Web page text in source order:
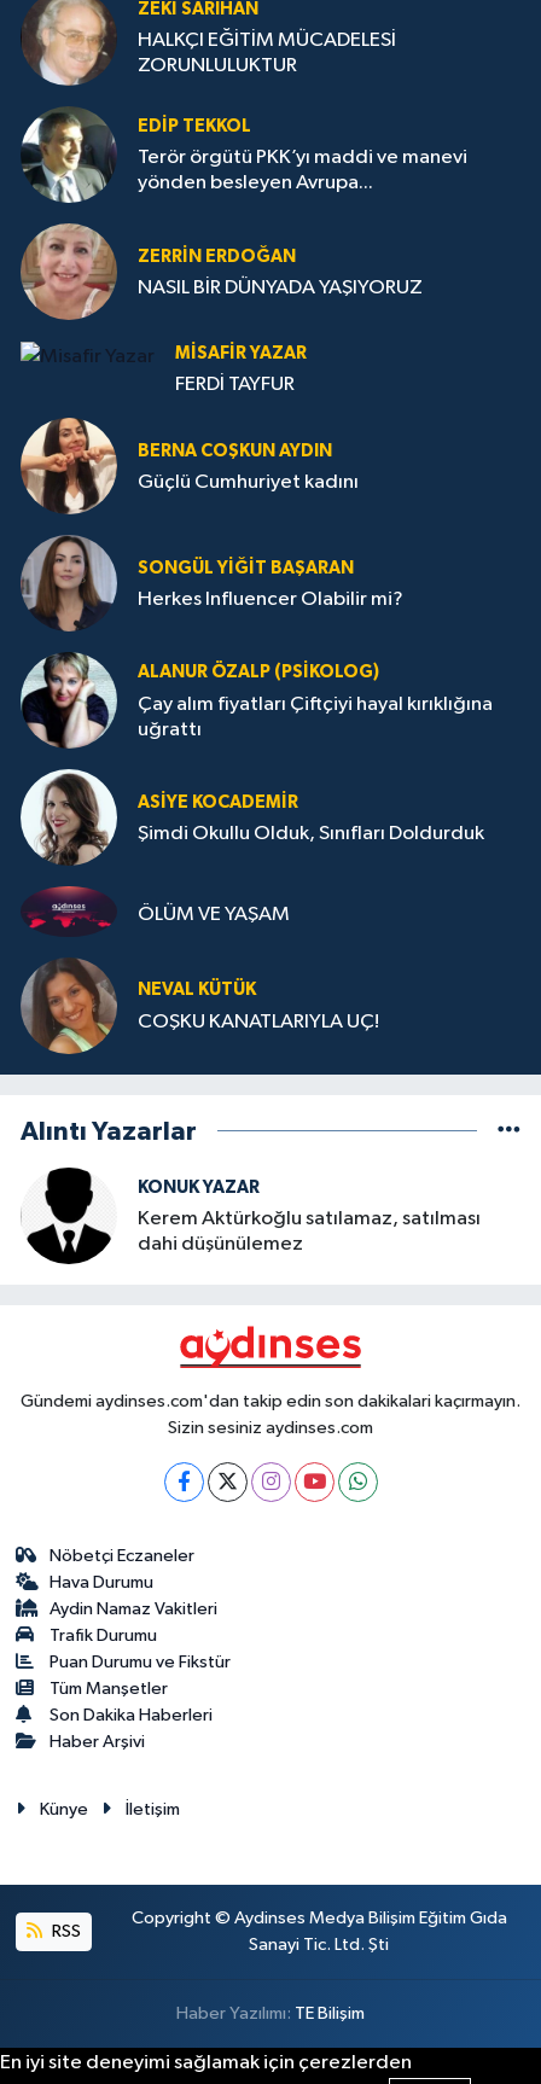
ZEKI SARIHAN
HALKÇI EĞİTİM MÜCADELESİ
ZORUNLULUKTUR
EDIP TEKKOL
Terör örgütü PKK’yı maddi ve manevi
yönden besleyen Avrupa...
ZERRIN ERDOĞAN
NASIL BİR DÜNYADA YAŞIYORUZ
MISAFIR YAZAR
FERDİ TAYFUR
BERNA COŞKUN AYDIN
Güçlü Cumhuriyet kadını
SONGÜL YIĞIT BAŞARAN
Herkes Influencer Olabilir mi?
ALANUR ÖZALP (PSIKOLOG)
Çay alım fiyatları Çiftçiyi hayal kırıklığına
uğrattı
ASIYE KOCADEMİR
Şimdi Okullu Olduk, Sınıfları Doldurduk
ÖLÜM VE YAŞAM
NEVAL KÜTÜK
COŞKU KANATLARIYLA UÇ!
Alıntı Yazarlar
KONUK YAZAR
Kerem Aktürkoğlu satılamaz, satılması
dahi düşünülemez
Gündemi aydinses.com'dan takip edin son dakikalari kaçırmayın.
Sizin sesiniz aydinses.com
Nöbetçi Eczaneler
Hava Durumu
Aydin Namaz Vakitleri
Trafik Durumu
Puan Durumu ve Fikstür
Tüm Manşetler
Son Dakika Haberleri
Haber Arşivi
Künye İletişim
RSS
Copyright © Aydinses Medya Bilişim Eğitim Gıda
Sanayi Tic. Ltd. Şti
Haber Yazılımı: TE Bilişim
En iyi site deneyimi sağlamak için çerezlerden